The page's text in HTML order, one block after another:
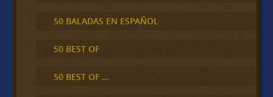
50 BALADAS EN ESPAÑOL
50 BEST OF
50 BEST OF …